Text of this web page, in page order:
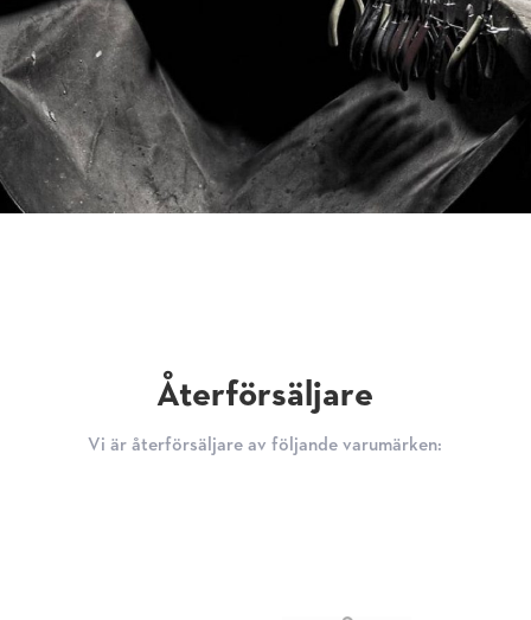
Återförsäljare
Vi är återförsäljare av följande varumärken: